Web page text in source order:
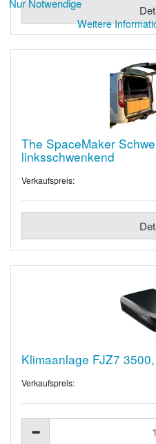
The SpaceMaker
linksschwenkend
Verkaufspreis:
Klimaanlage FJZ7
Verkaufspreis:
Weitere